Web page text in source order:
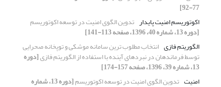
77-92]
اکوتوریسم امنیت پایدار تدوین الگوی امنیت در توسعه اکوتوریسم
[دوره 13، شماره 40، 1396، صفحه 113-141]
الگوریتم فازی انتخاب مطلوب ترین سامانه موشکی و توپخانه صحرایی
توسط فرماندهان در نبردهای آینده با استفاده از الگوریتم فازی[دوره
13، شماره 39، 1396، صفحه 157-174]
امنیت تدوین الگوی امنیت در توسعه اکوتوریسم [دوره 13، شماره